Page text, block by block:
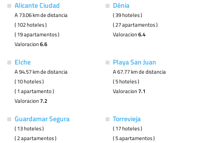
Alicante Ciudad
A 73.06 km de distancia
( 102 hoteles )
( 19 apartamentos )
Valoracion6.6
Dénia
( 39 hoteles )
( 27 apartamentos )
Valoracion6.4
Elche
A 94.57 km de distancia
( 10 hoteles )
( 1 apartamento )
Valoracion7.2
Playa San Juan
A 67.77 km de distancia
( 5 hoteles )
Valoracion7.1
Guardamar Segura
( 13 hoteles )
( 2 apartamentos )
Torrevieja
( 17 hoteles )
( 5 apartamentos )